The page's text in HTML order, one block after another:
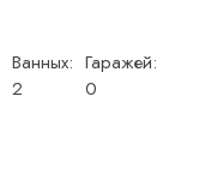
Ванных:
2
Гаражей:
0